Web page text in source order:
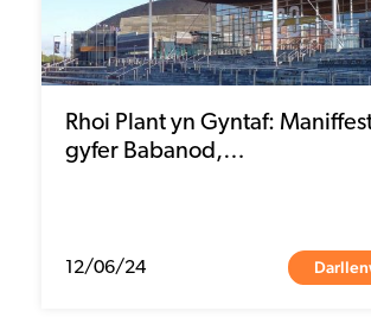
Rhoi Plant yn Gyntaf:
gyfer Babanod,…
12/06/24